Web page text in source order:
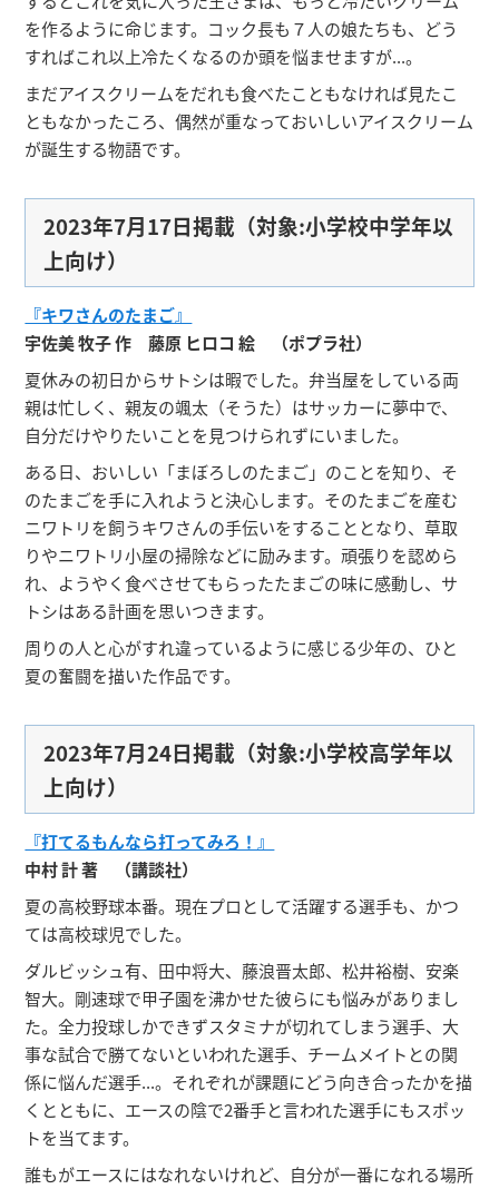
を作るように命じます。コック長も７人の娘たちも、どう
すればこれ以上冷たくなるのか頭を悩ませますが...。
まだアイスクリームをだれも食べたこともなければ見たこ
ともなかったころ、偶然が重なっておいしいアイスクリーム
が誕生する物語です。
2023年7月17日掲載（対象:小学校中学年以
上向け）
『キワさんのたまご』
宇佐美 牧子 作 藤原 ヒロコ 絵 （ポプラ社）
夏休みの初日からサトシは暇でした。弁当屋をしている両
親は忙しく、親友の颯太（そうた）はサッカーに夢中で、
自分だけやりたいことを見つけられずにいました。
ある日、おいしい「まぼろしのたまご」のことを知り、そ
のたまごを手に入れようと決心します。そのたまごを産む
ニワトリを飼うキワさんの手伝いをすることとなり、草取
りやニワトリ小屋の掃除などに励みます。頑張りを認めら
れ、ようやく食べさせてもらったたまごの味に感動し、サ
トシはある計画を思いつきます。
周りの人と心がすれ違っているように感じる少年の、ひと
夏の奮闘を描いた作品です。
2023年7月24日掲載（対象:小学校高学年以
上向け）
『打てるもんなら打ってみろ！』
中村 計 著 （講談社）
夏の高校野球本番。現在プロとして活躍する選手も、かつ
ては高校球児でした。
ダルビッシュ有、田中将大、藤浪晋太郎、松井裕樹、安楽
智大。剛速球で甲子園を沸かせた彼らにも悩みがありまし
た。全力投球しかできずスタミナが切れてしまう選手、大
事な試合で勝てないといわれた選手、チームメイトとの関
係に悩んだ選手...。それぞれが課題にどう向き合ったかを描
くとともに、エースの陰で2番手と言われた選手にもスポッ
トを当てます。
誰もがエースにはなれないけれど、自分が一番になれる場所